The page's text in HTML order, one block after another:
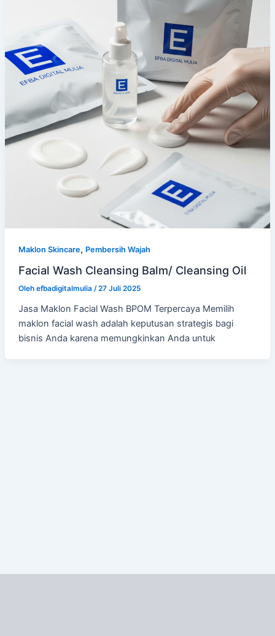
Maklon Skincare, Pembersih Wajah
Facial Wash Cleansing Balm/ Cleansing Oil
Oleh efbadigitalmulia /27 Juli 2025
Jasa Maklon Facial Wash BPOM Terpercaya Memilih
maklon facial wash adalah keputusan strategis bagi
bisnis Anda karena memungkinkan Anda untuk